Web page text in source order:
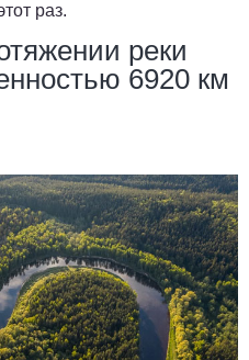
раз.
реки
6920 км